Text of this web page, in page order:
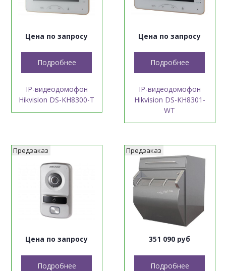
Цена по запросу
Подробнее
IP-видеодомофон
Hikvision DS-KH8300-T
Цена по запросу
Подробнее
IP-видеодомофон
Hikvision DS-KH8301-
WT
Предзаказ
Цена по запросу
Подробнее
Предзаказ
351 090 руб
Подробнее